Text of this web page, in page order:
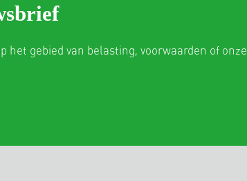
het gebied van belasting, voorwaarden of onze